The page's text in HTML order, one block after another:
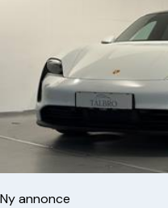
Ny annonce